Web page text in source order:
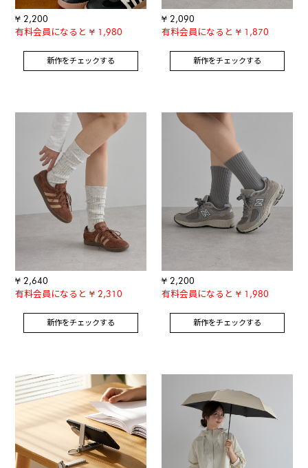
¥ 2,200
有料会員になると ¥ 1,980
新作をチェックする
¥ 2,090
有料会員になると ¥ 1,870
新作をチェックする
¥ 2,640
有料会員になると ¥ 2,310
新作をチェックする
¥ 2,200
有料会員になると ¥ 1,980
新作をチェックする